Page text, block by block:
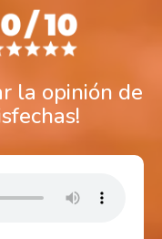
la opinión de